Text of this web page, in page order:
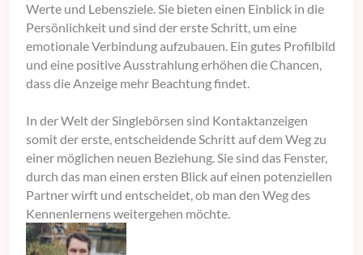
Werte und Lebensziele. Sie bieten einen Einblick in die
Persönlichkeit und sind der erste Schritt, um eine
emotionale Verbindung aufzubauen. Ein gutes Profilbild
und eine positive Ausstrahlung erhöhen die Chancen,
dass die Anzeige mehr Beachtung findet.
In der Welt der Singlebörsen sind Kontaktanzeigen
somit der erste, entscheidende Schritt auf dem Weg zu
einer möglichen neuen Beziehung. Sie sind das Fenster,
durch das man einen ersten Blick auf einen potenziellen
Partner wirft und entscheidet, ob man den Weg des
Kennenlernens weitergehen möchte.